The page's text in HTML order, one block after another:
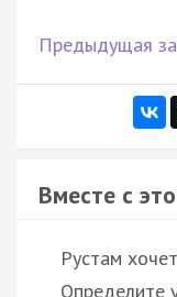
Предыдущая
Вместе с
Рустам
Определите